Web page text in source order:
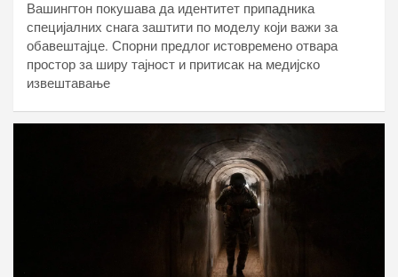
Вашингтон покушава да идентитет припадника
специјалних снага заштити по моделу који важи за
обавештајце. Спорни предлог истовремено отвара
простор за ширу тајност и притисак на медијско
извештавање